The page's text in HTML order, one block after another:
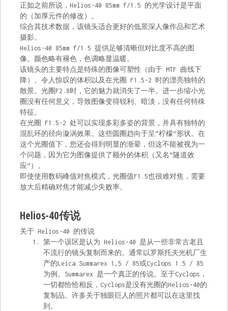
正如之前所说，Helios-40 85mm f/1.5 的光学设计是平面
的（加厚元件的修改）。
综合其技术数据，该镜头适合更好的低景深人像作品和艺术
摄影。
Helios-40 85mm f/1.5 提供足够清晰但对比度不高的图
像。颜色略有褪色，色调略显温暖。
该镜头的主要特点是特殊的图像可塑性（由于 MTF 曲线下
降）、令人惊叹的体积以及在光圈 F1.5-2 时的漂亮独特的
散景。光圈F2.8时，它的魅力就消失了一半。进一步缩小光
圈没有任何意义，导致图像变得锐利、暗淡，没有任何特殊
特征。
在光圈 F1.5-2 处可以实现多彩多姿的背景，并具有独特的
混乱环的径向漩涡效果。这些圆圈趋向于呈“柠檬”形状。在
这个光圈值下，您还会得到明显的渐晕，但这不能被视为一
个问题，因为它为图像提供了额外的体积（又名“隧道效
应”）。
即使使用数码峰值对焦模式，光圈值F1.5也很难对焦，需要
放大后精确对焦才能减少失败率。
Helios-40传说
关于 Helios-40 的传说
第一个误区是认为 Helios-40 是从一些非常古老且
不流行的镜头复制而来的。通常以罗斯托夫光机厂生
产的Leica Summarex 1,5 / 85或Cyclops 1.5 / 85
为例。Summarex 是一个真正的传说。至于Cyclops，
一切都恰恰相反，Cyclops是没有光圈的Helios-40的
复制品。许多关于独眼巨人的照片都可以在这里找
到。